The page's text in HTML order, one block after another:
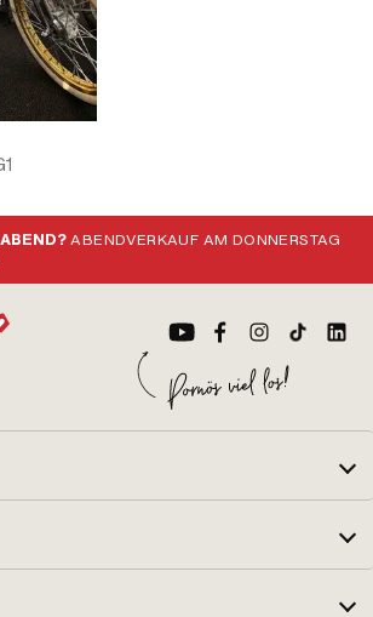
ABENDVERKAUF AM DONNERSTAG